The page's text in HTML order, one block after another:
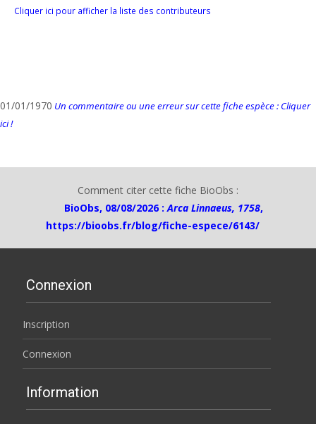
Cliquer ici pour afficher la liste des contributeurs
01/01/1970 Un commentaire ou une erreur sur cette fiche espèce : Cliquer
ici !
Comment citer cette fiche BioObs :
BioObs, 08/08/2026 :Arca Linnaeus, 1758,
https://bioobs.fr/blog/fiche-espece/6143/
Connexion
Inscription
Connexion
Information